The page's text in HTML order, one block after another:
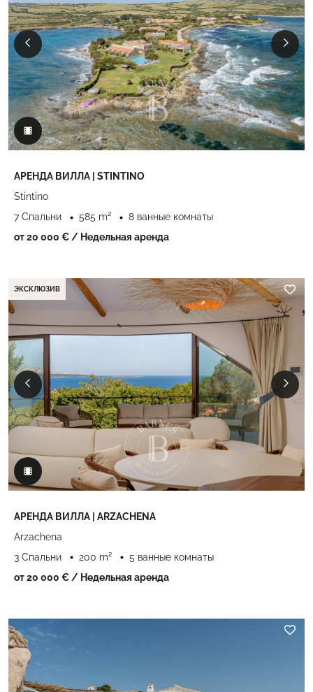
АРЕНДА ВИЛЛА | STINTINO
Stintino
7 Спальни
585 m²
8 ванные комнаты
от 20 000 € / Недельная аренда
ЭКСКЛЮЗИВ
АРЕНДА ВИЛЛА | ARZACHENA
Arzachena
3 Спальни
200 m²
5 ванные комнаты
от 20 000 € / Недельная аренда